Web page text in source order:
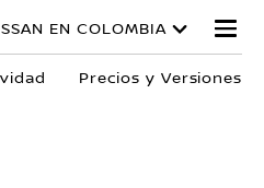
EN COLOMBIA
Precios y Versiones